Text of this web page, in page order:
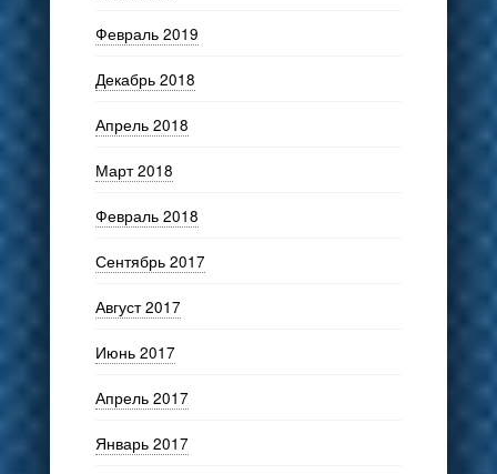
Февраль 2019
Декабрь 2018
Апрель 2018
Март 2018
Февраль 2018
Сентябрь 2017
Август 2017
Июнь 2017
Апрель 2017
Январь 2017